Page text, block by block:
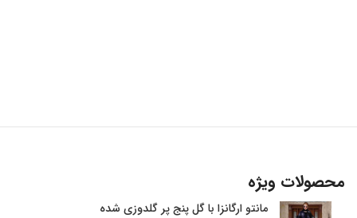
محصولات ویژه
مانتو ارگانزا با گل پنج پر گلدوزی شده